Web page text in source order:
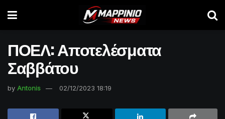
ΠΟΕΛ: Αποτελέσματα
Σαββάτου
by Antonis 02/12/2023 18:19